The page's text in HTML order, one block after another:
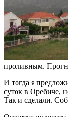
проливным.
И тогда я
суток в Оребиче,
Так и сделали.